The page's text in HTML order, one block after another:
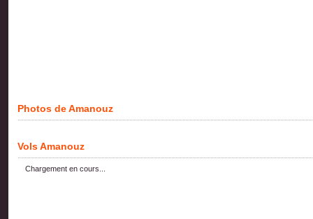
Photos de Amanouz
Vols Amanouz
Chargement en cours...